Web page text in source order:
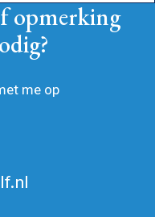
opmerking
me op